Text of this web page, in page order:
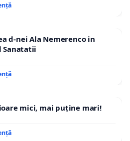
d-nei Ala Nemerenco in
Sanatatii
mici, mai puține mari!